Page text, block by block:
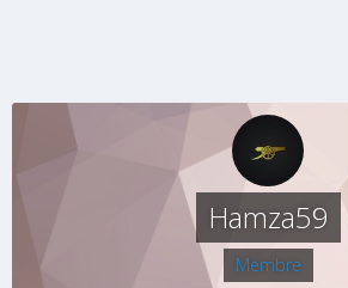
Hamza59
Membre